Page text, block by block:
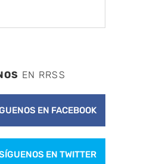
EN RRSS
EN FACEBOOK
EN TWITTER